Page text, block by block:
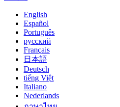
English
Español
Português
русский
Français
日本語
Deutsch
tiếng Việt
Italiano
Nederlands